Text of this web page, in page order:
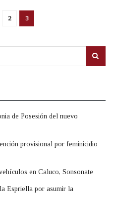
2 3
de Posesión del nuevo
provisional por feminicidio
en Caluco, Sonsonate
Espriella por asumir la